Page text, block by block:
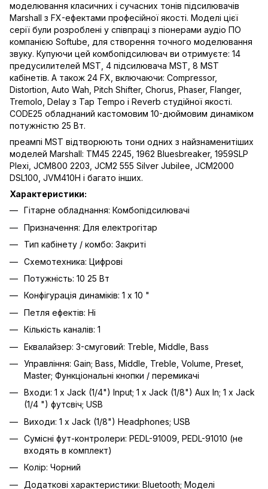
моделювання класичних і сучасних тонів підсилювачів
Marshall з FX-ефектами професійної якості. Моделі цієї
серії були розроблені у співпраці з піонерами аудіо ПО
компанією Softube, для створення точного моделювання
звуку. Купуючи цей комбопідсилювач ви отримуєте: 14
предусилителей MST, 4 підсилювача MST, 8 MST
кабінетів. А також 24 FX, включаючи: Compressor,
Distortion, Auto Wah, Pitch Shifter, Chorus, Phaser, Flanger,
Tremolo, Delay з Tap Tempo і Reverb студійної якості.
CODE25 обладнаний кастомовим 10-дюймовим динаміком
потужністю 25 Вт.
преампі MST відтворюють тони одних з найзнаменитіших
моделей Marshall: TM45 2245, 1962 Bluesbreaker, 1959SLP
Plexi, JCM800 2203, JCM2 555 Silver Jubilee, JCM2000
DSL100, JVM410H і багато інших.
Характеристики:
Гітарне обладнання: Комбопідсилювачі
Призначення: Для електрогітар
Тип кабінету / комбо: Закриті
Схемотехника: Цифрові
Потужність: 10 25 Вт
Конфігурація динаміків: 1 x 10 "
Петля ефектів: Ні
Кількість каналів: 1
Еквалайзер: 3-смуговий: Treble, Middle, Bass
Управління: Gain; Bass, Middle, Treble, Volume, Preset,
Master; Функціональні кнопки / перемикачі
Входи: 1 x Jack (1/4") Input; 1 x Jack (1/8") Aux In; 1 x Jack
(1/4 ") футсвіч; USB
Виходи: 1 x Jack (1/8") Headphones; USB
Сумісні фут-контролери: PEDL-91009, PEDL-91010 (не
входять в комплект)
Колір: Чорний
Додаткові характеристики: Bluetooth; Моделі